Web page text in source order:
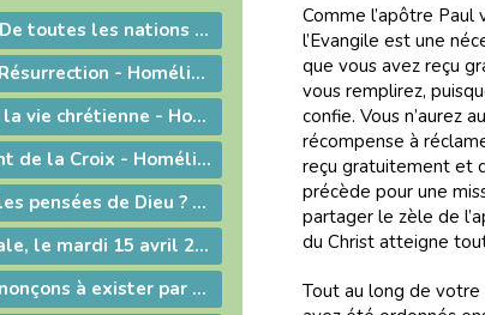
Comme l’apôtre Paul
l’Evangile est une
que vous avez reçu
vous remplirez,
confie. Vous n’aurez
récompense à
reçu gratuitement et
précède pour une
partager le zèle de
du Christ atteigne
Tout au long de
« Allez donc ! De toutes les nations faites des disciples ... »
Le sens de la Résurrection - Homélie de Pâques
L’itinéraire de la vie chrétienne - Homélie de la Vigile pascale
Le dévoilement de la Croix - Homélie du Vendredi Saint
Quelles sont les pensées de Dieu ? Homélie du Jeudi Saint
Messe chrismale, le mardi 15 avril 2014 à la co-cathédrale Notre-Dame de Bourg.
Avec Jésus, renonçons à exister par le regard des autres, apprenons à vivre pour les autres !